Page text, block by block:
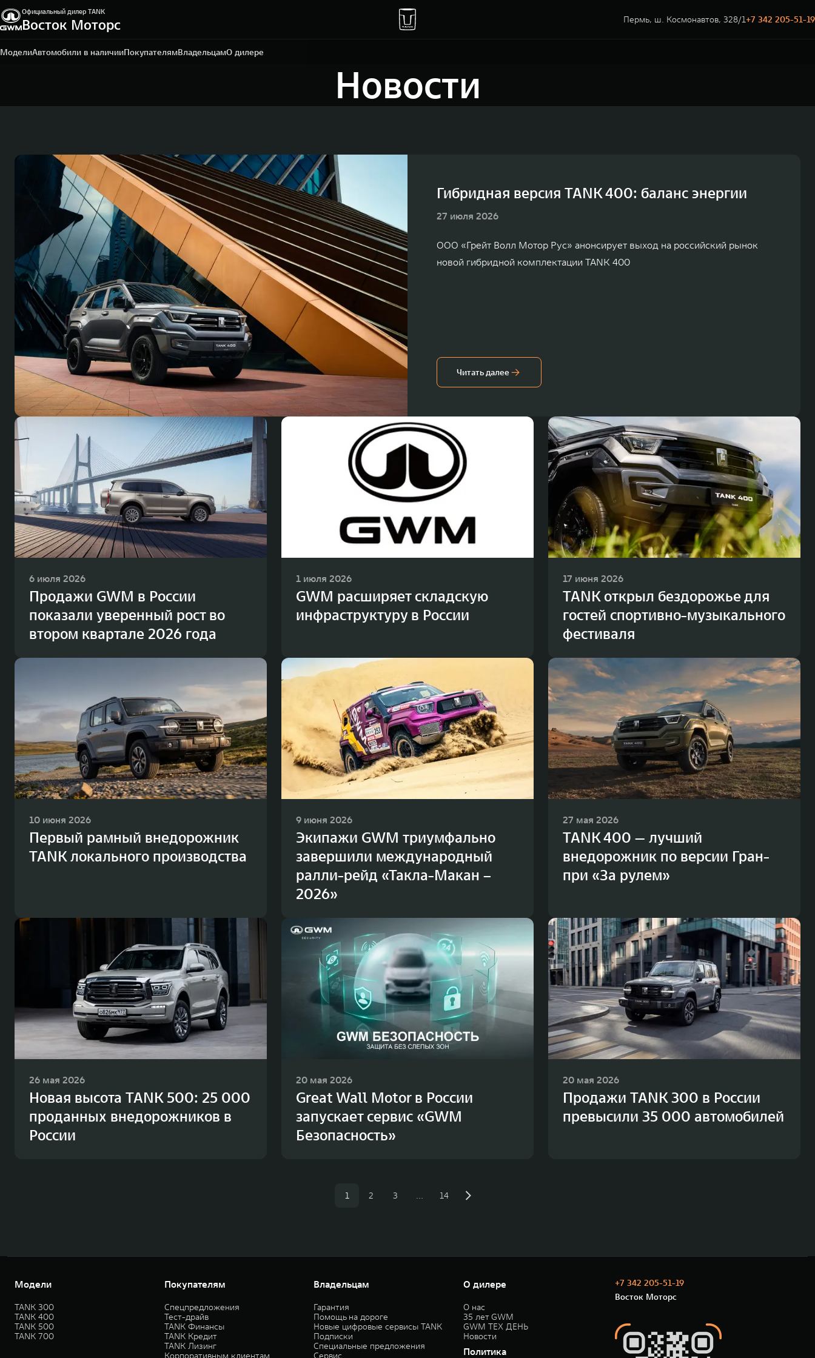
Официальный дилер TANK
Восток Моторс Пермь, ш. Космонавтов, 328/1+7 342 205-51-19
МоделиАвтомобили в наличииПокупателямВладельцамО дилере
Пермь, ш. Космонавтов, 328/1
+7 342 205-51-19
Новости
Гибридная версия TANK 400: баланс энергии
27 июля 2026
ООО «Грейт Волл Мотор Рус» анонсирует выход на российский рынок
новой гибридной комплектации TANK 400
Читать далее
6 июля 2026
Продажи GWM в России
показали уверенный рост во
втором квартале 2026 года
1 июля 2026
GWM расширяет складскую
инфраструктуру в России
17 июня 2026
TANK открыл бездорожье для
гостей спортивно-музыкального
фестиваля
10 июня 2026
Первый рамный внедорожник
TANK локального производства
9 июня 2026
Экипажи GWM триумфально
завершили международный
ралли-рейд «Такла-Макан –
2026»
27 мая 2026
TANK 400 — лучший
внедорожник по версии Гран-
при «За рулем»
26 мая 2026
Новая высота TANK 500: 25 000
проданных внедорожников в
России
20 мая 2026
Great Wall Motor в России
запускает сервис «GWM
Безопасность»
20 мая 2026
Продажи TANK 300 в России
превысили 35 000 автомобилей
1 2 3 … 14
Модели
TANK 300
TANK 400
TANK 500
TANK 700
Покупателям
Спецпредложения
Тест-драйв
TANK Финансы
TANK Кредит
TANK Лизинг
Корпоративным клиентам
Владельцам
Гарантия
Помощь на дороге
Новые цифровые сервисы TANK
Подписки
Специальные предложения
Сервис
О дилере
О нас
35 лет GWM
GWM ТЕХ ДЕНЬ
Новости
Политика
+7 342 205-51-19
Восток Моторс